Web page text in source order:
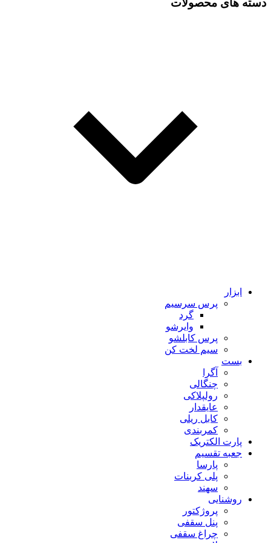
دسته های محصولات
ابزار
پرس سرسیم
گرد
وایرشو
پرس کابلشو
سیم لخت کن
بست
آگرا
چنگالی
رولپلاکی
عایقدار
کابل ریلی
کمربندی
پارت الکتریک
جعبه تقسیم
پارسا
پلی کربنات
سهند
روشنایی
پروژکتور
پنل سقفی
چراغ سقفی